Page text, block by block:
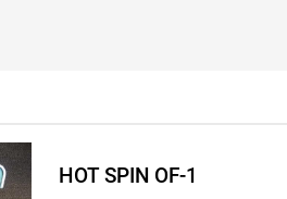
HOT SPIN OF-1